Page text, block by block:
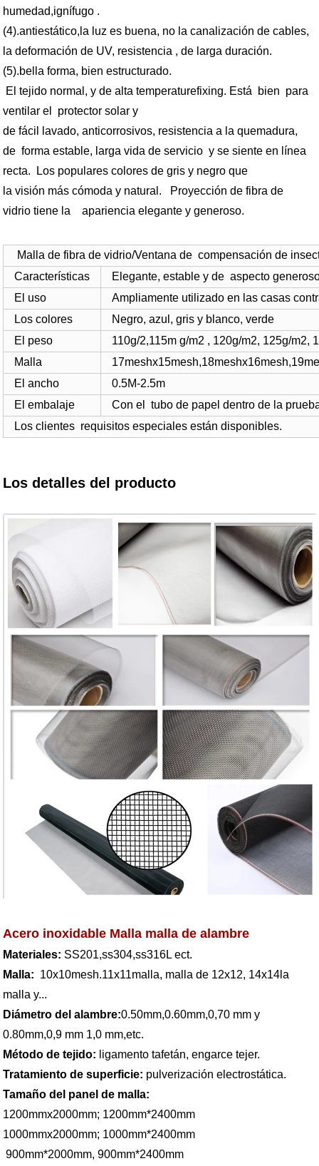
humedad,ignífugo .
(4).antiestático,la luz es buena, no la canalización de cables,
la deformación de UV, resistencia , de larga duración.
(5).bella forma, bien estructurado.
El tejido normal, y de alta temperaturefixing. Está bien para
ventilar el protector solar y
de fácil lavado, anticorrosivos, resistencia a la quemadura,
de forma estable, larga vida de servicio y se siente en línea
recta. Los populares colores de gris y negro que
la visión más cómoda y natural. Proyección de fibra de
vidrio tiene la apariencia elegante y generoso.
Malla de fibra de vidrio/Ventana de compensación de
Características
Elegante, estable y de aspecto
El uso
Ampliamente utilizado en las casas
Los colores
Negro, azul, gris y blanco, verde
El peso
110g/2,115m g/m2 , 120g/m2, 125g/m2,
Malla
El ancho
0.5M-2.5m
El embalaje
Con el tubo de papel dentro de la
Los clientes requisitos especiales están disponibles.
Los detalles del producto
Acero inoxidable Malla malla de alambre
Materiales: SS201,ss304,ss316L ect.
Malla: 10x10mesh.11x11malla, malla de 12x12, 14x14la
malla y...
Diámetro del alambre:0.50mm,0.60mm,0,70 mm y
0.80mm,0,9 mm 1,0 mm,etc.
Método de tejido: ligamento tafetán, engarce tejer.
Tratamiento de superficie: pulverización electrostática.
Tamaño del panel de malla:
1200mmx2000mm; 1200mm*2400mm
1000mmx2000mm; 1000mm*2400mm
900mm*2000mm, 900mm*2400mm